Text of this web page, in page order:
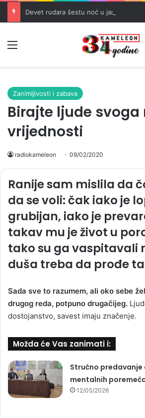
Zanimljivosti i zabava
Birajte ljude svoga
vrijednosti
radiokameleon 09/02/2020
Ranije sam mislila da
da se voli: čak iako je
grubijan, iako je
takav mu je život u
tako su ga vaspitavali
duša treba da prođe
Sada sve to razumem, ali oko sebe
drugog reda, potpuno drugačijeg.
dostojanstvo, savest imaju značenje.
Možda će Vas zanimati i:
Stručno predavanje
mentalnih
12/05/2026